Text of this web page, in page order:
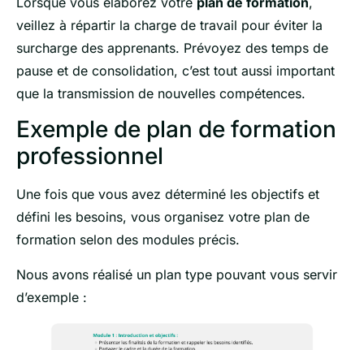
veillez à répartir la charge de travail pour éviter la
surcharge des apprenants. Prévoyez des temps de
pause et de consolidation, c’est tout aussi important
que la transmission de nouvelles compétences.
Exemple de plan de formation
professionnel
Une fois que vous avez déterminé les objectifs et
défini les besoins, vous organisez votre plan de
formation selon des modules précis.
Nous avons réalisé un plan type pouvant vous servir
d’exemple :